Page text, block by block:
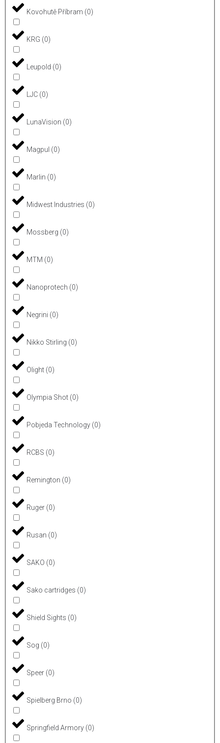
Kovohutě Příbram (0)
KRG (0)
Leupold (0)
LJC (0)
LunaVision (0)
Magpul (0)
Marlin (0)
Midwest Industries (0)
Mossberg (0)
MTM (0)
Nanoprotech (0)
Negrini (0)
Nikko Stirling (0)
Olight (0)
Olympia Shot (0)
Pobjeda Technology (0)
RCBS (0)
Remington (0)
Ruger (0)
Rusan (0)
SAKO (0)
Sako cartridges (0)
Shield Sights (0)
Sog (0)
Speer (0)
Spielberg Brno (0)
Springfield Armory (0)